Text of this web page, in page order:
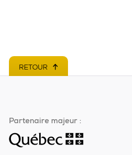
RETOUR EN HAUT DE PAGE
Partenaire majeur :
Ce